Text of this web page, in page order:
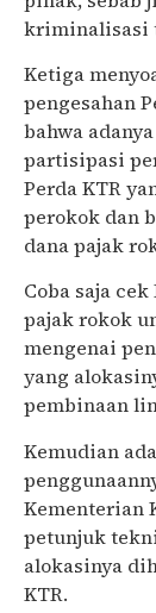
kriminalisasi
Ketiga
pengesahan
bahwa
partisipasi
Perda KTR
perokok dan
dana pajak
Coba saja
pajak rokok
mengenai
yang
pembinaan
Kemudian
Kementerian
petunjuk
alokasinya
KTR.